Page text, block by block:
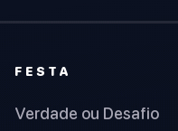
FESTA
Verdade ou Desafio